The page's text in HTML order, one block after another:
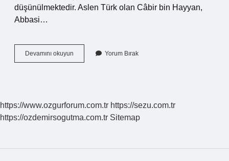
düşünülmektedir. Aslen Türk olan Câbir bin Hayyan,
Abbasi…
Devamını okuyun
Ilk
Adamı
Kimdir
Yorum Bırak
https://www.ozgurforum.com.tr https://sezu.com.tr
https://ozdemirsogutma.com.tr Sitemap